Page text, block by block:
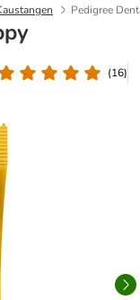
Pedigree
(16)